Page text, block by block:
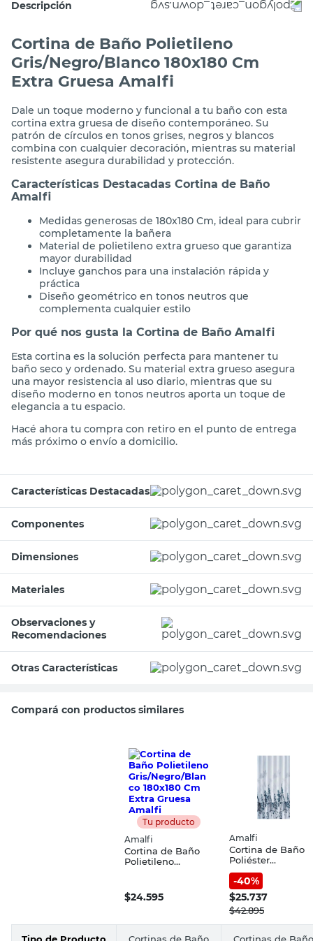
Descripción
Cortina de Baño Polietileno
Gris/Negro/Blanco 180x180 Cm
Extra Gruesa Amalfi
Dale un toque moderno y funcional a tu baño con esta
cortina extra gruesa de diseño contemporáneo. Su
patrón de círculos en tonos grises, negros y blancos
combina con cualquier decoración, mientras su material
resistente asegura durabilidad y protección.
Características Destacadas Cortina de Baño
Amalfi
Medidas generosas de 180x180 Cm, ideal para cubrir
completamente la bañera
Material de polietileno extra grueso que garantiza
mayor durabilidad
Incluye ganchos para una instalación rápida y
práctica
Diseño geométrico en tonos neutros que
complementa cualquier estilo
Por qué nos gusta la Cortina de Baño Amalfi
Esta cortina es la solución perfecta para mantener tu
baño seco y ordenado. Su material extra grueso asegura
una mayor resistencia al uso diario, mientras que su
diseño moderno en tonos neutros aporta un toque de
elegancia a tu espacio.
Hacé ahora tu compra con retiro en el punto de entrega
más próximo o envío a domicilio.
Características Destacadas
Componentes
Dimensiones
Materiales
Observaciones y
Recomendaciones
Otras Características
Compará con productos similares
Tu producto
Amalfi
Cortina de Baño
Polietileno
Gruesa Amalfi
$24.595
Amalfi
Cortina de Baño
Poliéster
Blanco/Azul
180x180 Cm
Amalfi
-40%
$25.737
$42.895
Tipo de Producto Cortinas de Baño Cortinas de Baño